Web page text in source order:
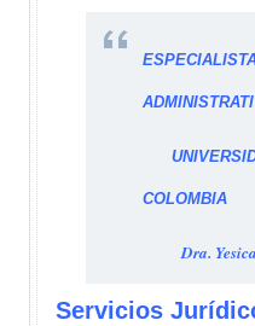
COLOMBIA
Dra.
Servicios